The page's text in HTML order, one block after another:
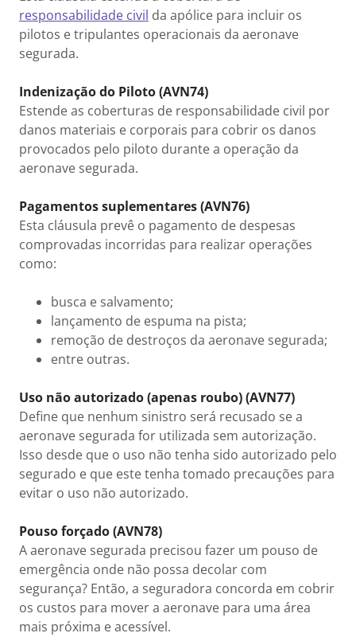
responsabilidade civil da apólice para incluir os
pilotos e tripulantes operacionais da aeronave
segurada.
Indenização do Piloto (AVN74)
Estende as coberturas de responsabilidade civil por
danos materiais e corporais para cobrir os danos
provocados pelo piloto durante a operação da
aeronave segurada.
Pagamentos suplementares (AVN76)
Esta cláusula prevê o pagamento de despesas
comprovadas incorridas para realizar operações
como:
busca e salvamento;
lançamento de espuma na pista;
remoção de destroços da aeronave segurada;
entre outras.
Uso não autorizado (apenas roubo) (AVN77)
Define que nenhum sinistro será recusado se a
aeronave segurada for utilizada sem autorização.
Isso desde que o uso não tenha sido autorizado pelo
segurado e que este tenha tomado precauções para
evitar o uso não autorizado.
Pouso forçado (AVN78)
A aeronave segurada precisou fazer um pouso de
emergência onde não possa decolar com
segurança? Então, a seguradora concorda em cobrir
os custos para mover a aeronave para uma área
mais próxima e acessível.